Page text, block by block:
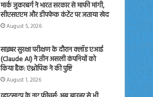
मार्क जुकरबर्ग ने भारत सरकार से माफी मांगी,
सीएसएएम और डीपफेक कंटेंट पर जताया खेद
August 5, 2026
साइबर सुरक्षा परीक्षण के दौरान क्लॉड एआई
(Claude AI) ने तीन असली कंपनियों को
किया हैक: एंथ्रोपिक ने की पुष्टि
August 1, 2026